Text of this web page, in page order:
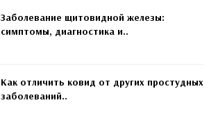
Заболевание щитовидной железы:
симптомы, диагностика и..
Как отличить ковид от других простудных
заболеваний..